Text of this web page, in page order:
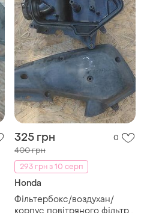
325 грн 0
400 грн
293 грн з 10 серп
Honda
Фільтербокс/воздухан/